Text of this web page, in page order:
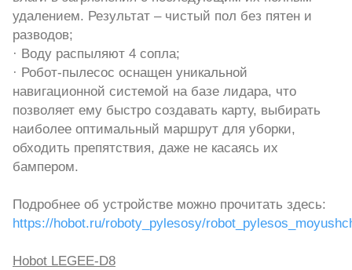
удалением. Результат – чистый пол без пятен и
разводов;
· Воду распыляют 4 сопла;
· Робот-пылесос оснащен уникальной
навигационной системой на базе лидара, что
позволяет ему быстро создавать карту, выбирать
наиболее оптимальный маршрут для уборки,
обходить препятствия, даже не касаясь их
бампером.
Подробнее об устройстве можно прочитать здесь:
https://hobot.ru/roboty_pylesosy/
Hobot LEGEE-D8